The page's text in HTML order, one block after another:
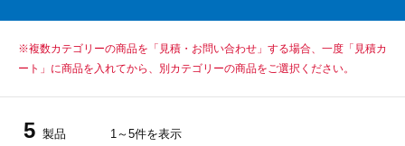
※複数カテゴリーの商品を「見積・お問い合わせ」する場合、一度「見積カ
ート」に商品を入れてから、別カテゴリーの商品をご選択ください。
5 製品 1～5件を表示